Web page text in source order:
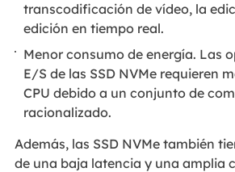
transcodificación de vídeo, la
edición en tiempo real.
Menor consumo de energía. Las
E/S de las SSD NVMe requieren
CPU debido a un conjunto de
racionalizado.
Además, las SSD NVMe también
de una baja latencia y una amplia